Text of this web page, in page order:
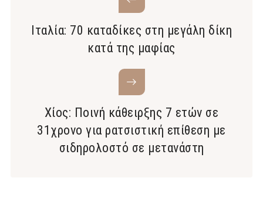
Ιταλία: 70 καταδίκες στη μεγάλη δίκη
κατά της μαφίας
Χίος: Ποινή κάθειρξης 7 ετών σε
31χρονο για ρατσιστική επίθεση με
σιδηρολοστό σε μετανάστη